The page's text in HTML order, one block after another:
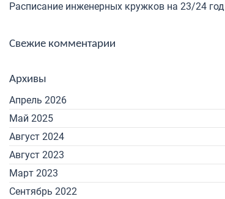
Расписание инженерных кружков на 23/24 год
Свежие комментарии
Архивы
Апрель 2026
Май 2025
Август 2024
Август 2023
Март 2023
Сентябрь 2022